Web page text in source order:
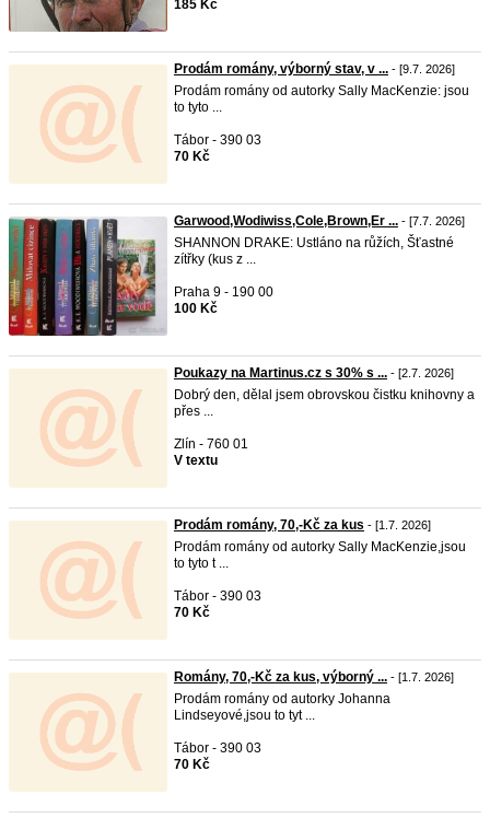
185 Kč
Prodám romány, výborný stav, v ... - [9.7. 2026]
Prodám romány od autorky Sally MacKenzie: jsou
to tyto ...
Tábor - 390 03
70 Kč
Garwood,Wodiwiss,Cole,Brown,Er ... - [7.7. 2026]
SHANNON DRAKE: Ustláno na růžích, Šťastné
zítřky (kus z ...
Praha 9 - 190 00
100 Kč
Poukazy na Martinus.cz s 30% s ... - [2.7. 2026]
Dobrý den, dělal jsem obrovskou čistku knihovny a
přes ...
Zlín - 760 01
V textu
Prodám romány, 70,-Kč za kus - [1.7. 2026]
Prodám romány od autorky Sally MacKenzie,jsou
to tyto t ...
Tábor - 390 03
70 Kč
Romány, 70,-Kč za kus, výborný ... - [1.7. 2026]
Prodám romány od autorky Johanna
Lindseyové,jsou to tyt ...
Tábor - 390 03
70 Kč